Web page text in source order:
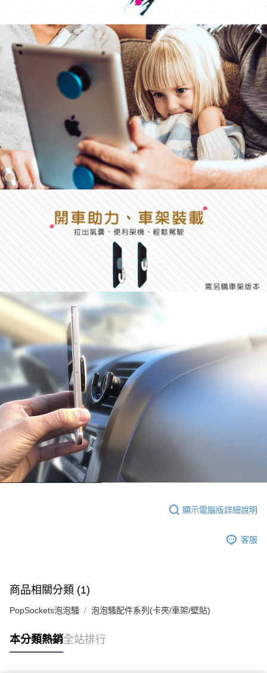
顯示電腦版詳細說明
客服
商品相關分類 (1)
PopSockets泡泡騷 泡泡騷配件系列(卡夾/車架/壁貼)
本分類熱銷全站排行